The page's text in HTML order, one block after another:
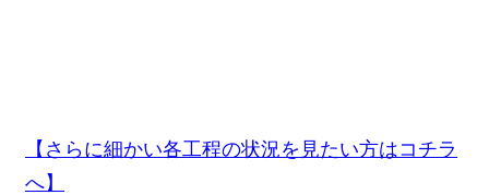
【さらに細かい各工程の状況を見たい方はコチラ
へ】